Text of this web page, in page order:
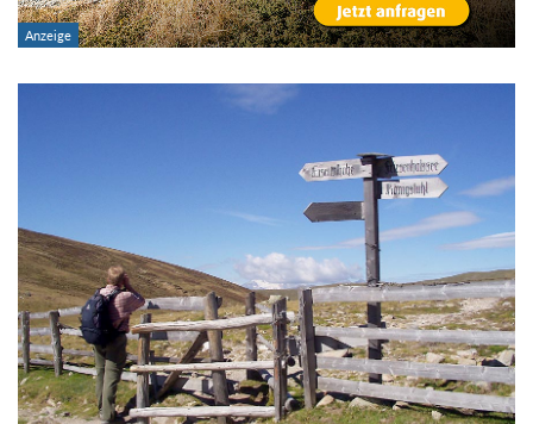
Art der Tour:
von
Suchbegriff: